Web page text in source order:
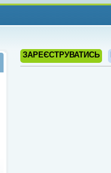
ЗАРЕЄСТРУВАТИСЬ